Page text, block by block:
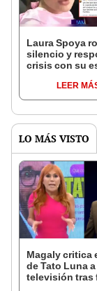
Laura Spoya
silencio y
crisis con su
en su contra:
mi proceso"
LEER
LO MÁS VISTO
Magaly critica
de Tato Luna
televisión tras